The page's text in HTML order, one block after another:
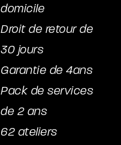
domicile
Droit de retour de
30 jours
Garantie de 4ans
Pack de services
de 2 ans
62 ateliers